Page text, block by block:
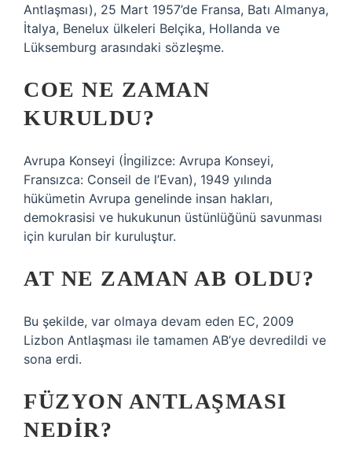
Antlaşması), 25 Mart 1957’de Fransa, Batı Almanya,
İtalya, Benelux ülkeleri Belçika, Hollanda ve
Lüksemburg arasındaki sözleşme.
COE NE ZAMAN
KURULDU?
Avrupa Konseyi (İngilizce: Avrupa Konseyi,
Fransızca: Conseil de l’Evan), 1949 yılında
hükümetin Avrupa genelinde insan hakları,
demokrasisi ve hukukunun üstünlüğünü savunması
için kurulan bir kuruluştur.
AT NE ZAMAN AB OLDU?
Bu şekilde, var olmaya devam eden EC, 2009
Lizbon Antlaşması ile tamamen AB’ye devredildi ve
sona erdi.
FÜZYON ANTLAŞMASI
NEDIR?